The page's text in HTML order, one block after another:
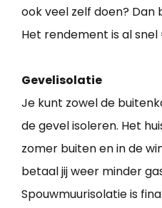
ook veel zelf doen? Dan
Het rendement is al
Gevelisolatie
Je kunt zowel de
de gevel isoleren. Het
zomer buiten en in de
betaal jij weer minder
Spouwmuurisolatie is